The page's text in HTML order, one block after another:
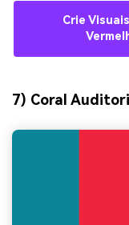
Crie
7) Coral